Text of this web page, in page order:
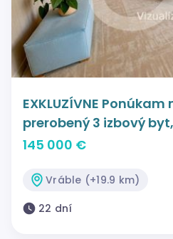
EXKLUZÍVNE
prerobený 3 izbový
145 000 €
Vráble (+19.9 km)
22 dní